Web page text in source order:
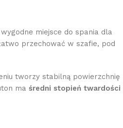
miejsce do spania dla
przechować w szafie, pod
tworzy stabilną powierzchnię
ma średni stopień twardości